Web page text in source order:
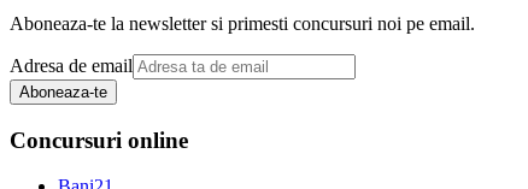
Aboneaza-te la newsletter si primesti concursuri noi pe email.
Adresa de email
Aboneaza-te
Concursuri online